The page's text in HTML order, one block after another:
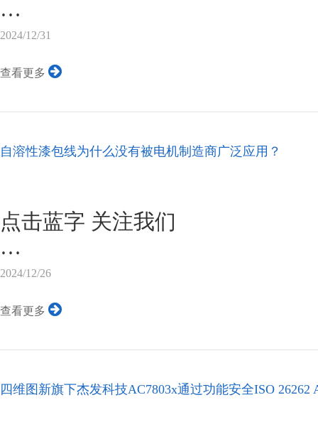
12月26日，据“中交长沙建设”官
目集中开竣工仪式如期举行。其
刚刚落成的株洲市新能源乘用车
造基地项目联合厂房。
结合“行家说功率半导体与新能源
用地245亩，将布局储能、新能
流器、电磁和机电制造等产业，
储物流、动力厂房等建筑约
2024/12/31
查看更多
自溶性漆包线为什么没有被电机制造商广泛应用？
点击蓝字 关注我们
清漆（凡立水）为漆包线圈固定
使用极为费事和麻烦，需先涂抹
之烘烤或爆晒方可固定成型，且
不佳，导致气味难闻及空气污染
非常高。传统所采用之溶剂成分
2024/12/26
查看更多
四维图新旗下杰发科技AC7803x通过功能安全ISO 26262